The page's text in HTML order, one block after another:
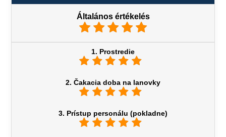
Általános értékelés
1. Prostredie
2. Čakacia doba na lanovky
3. Prístup personálu (pokladne)